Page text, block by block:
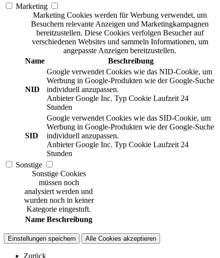
Marketing
Marketing Cookies werden für Werbung verwendet, um
Besuchern relevante Anzeigen und Marketingkampagnen
bereitzustellen. Diese Cookies verfolgen Besucher auf
verschiedenen Websites und sammeln Informationen, um
angepasste Anzeigen bereitzustellen.
Name
Beschreibung
NID
Google verwendet Cookies wie das NID-Cookie, um
Werbung in Google-Produkten wie der Google-Suche
individuell anzupassen.
Anbieter Google Inc. Typ Cookie Laufzeit 24
Stunden
SID
Google verwendet Cookies wie das SID-Cookie, um
Werbung in Google-Produkten wie der Google-Suche
individuell anzupassen.
Anbieter Google Inc. Typ Cookie Laufzeit 24
Stunden
Sonstige
Sonstige Cookies
müssen noch
analysiert werden und
wurden noch in keiner
Kategorie eingestuft.
Name Beschreibung
Einstellungen speichern Alle Cookies akzeptieren
Zurück